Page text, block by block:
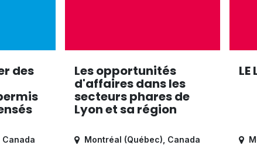
des
Canada
Les opportunités
d'affaires dans les
secteurs phares de
Lyon et sa région
Montréal (Québec) Canada